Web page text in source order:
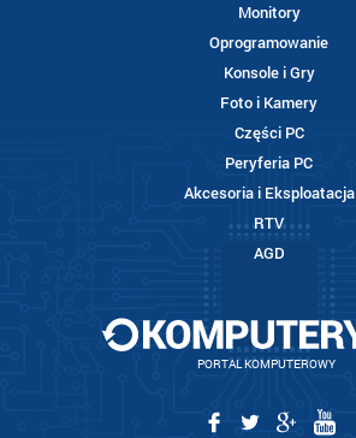
Monitory
Oprogramowanie
Konsole i Gry
Foto i Kamery
Części PC
Peryferia PC
Akcesoria i Eksploatacja
RTV
AGD
PORTAL KOMPUTEROWY